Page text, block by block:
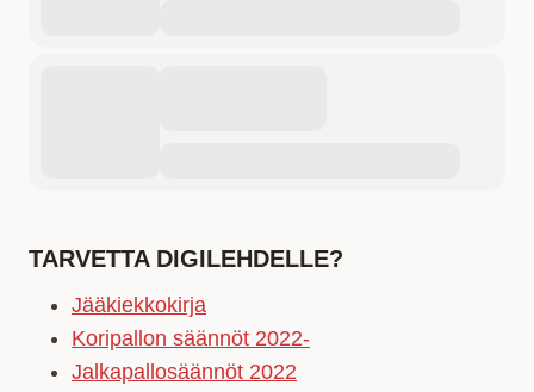
TARVETTA DIGILEHDELLE?
Jääkiekkokirja
Koripallon säännöt 2022-
Jalkapallosäännöt 2022